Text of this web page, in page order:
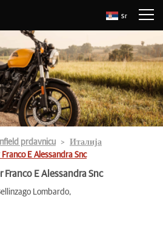
Sr
prdavnicu
Италија
E Alessandra Snc
E Alessandra Snc
Lombardo,